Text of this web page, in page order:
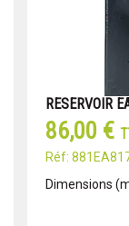
RESERVOIR
86,00 €
Réf:
Dimensions